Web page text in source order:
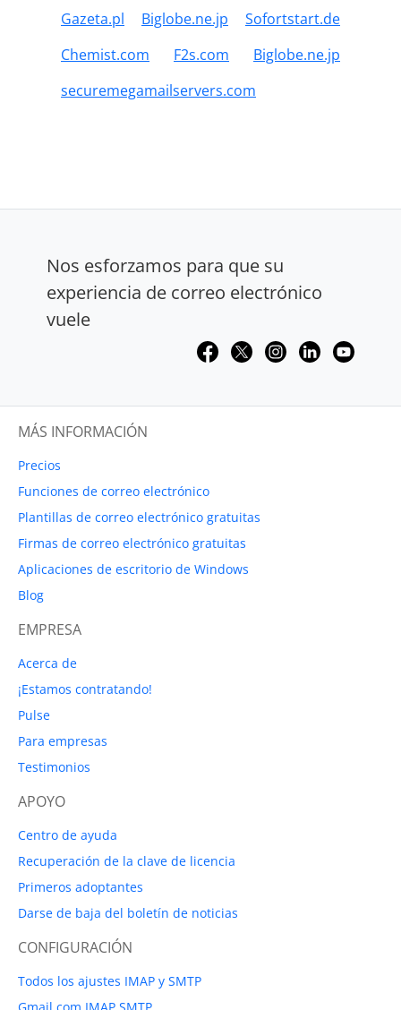
Gazeta.pl Biglobe.ne.jp
Sofortstart.de
Chemist.com
F2s.com
Biglobe.ne.jp
securemegamailservers.com
Nos esforzamos para que su
experiencia de correo electrónico
vuele
MÁS INFORMACIÓN
Precios
Funciones de correo electrónico
Plantillas de correo electrónico gratuitas
Firmas de correo electrónico gratuitas
Aplicaciones de escritorio de Windows
Blog
EMPRESA
Acerca de
¡Estamos contratando!
Pulse
Para empresas
Testimonios
APOYO
Centro de ayuda
Recuperación de la clave de licencia
Primeros adoptantes
Darse de baja del boletín de noticias
CONFIGURACIÓN
Todos los ajustes IMAP y SMTP